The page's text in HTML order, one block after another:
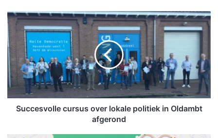
S
u
c
c
e
s
v
o
l
Succesvolle cursus over lokale politiek in Oldambt
afgerond